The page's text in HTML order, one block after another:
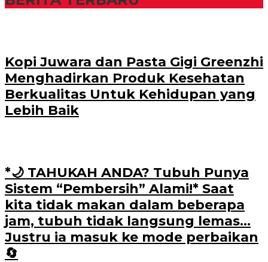
Kopi Juwara dan Pasta Gigi Greenzhi
Menghadirkan Produk Kesehatan
Berkualitas Untuk Kehidupan yang
Lebih Baik
*🌙 TAHUKAH ANDA? Tubuh Punya
Sistem “Pembersih” Alami!* Saat
kita tidak makan dalam beberapa
jam, tubuh tidak langsung lemas…
Justru ia masuk ke mode perbaikan
🔄